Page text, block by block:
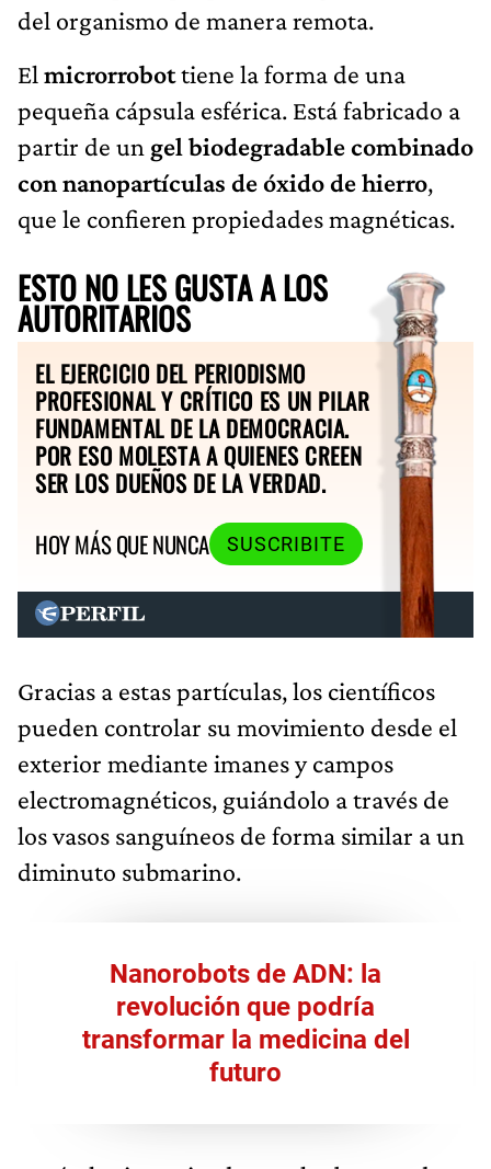
del organismo de manera remota.
El microrrobottiene la forma de una
pequeña cápsula esférica. Está fabricado a
partir de un gel biodegradable combinado
con nanopartículas de óxido de hierro,
que le confieren propiedades magnéticas.
ESTO NO LES GUSTA A LOS
AUTORITARIOS
EL EJERCICIO DEL PERIODISMO
PROFESIONAL Y CRÍTICO ES UN PILAR
FUNDAMENTAL DE LA DEMOCRACIA.
POR ESO MOLESTA A QUIENES CREEN
SER LOS DUEÑOS DE LA VERDAD.
HOY MÁS QUE NUNCA
SUSCRIBITE
Gracias a estas partículas, los científicos
pueden controlar su movimiento desde el
exterior mediante imanes y campos
electromagnéticos, guiándolo a través de
los vasos sanguíneos de forma similar a un
diminuto submarino.
Nanorobots de ADN: la
revolución que podría
transformar la medicina del
futuro